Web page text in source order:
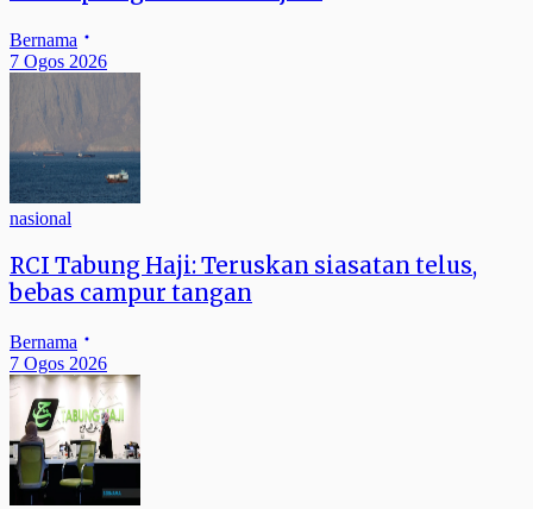
Bernama
7 Ogos 2026
nasional
RCI Tabung Haji: Teruskan siasatan telus,
bebas campur tangan
Bernama
7 Ogos 2026